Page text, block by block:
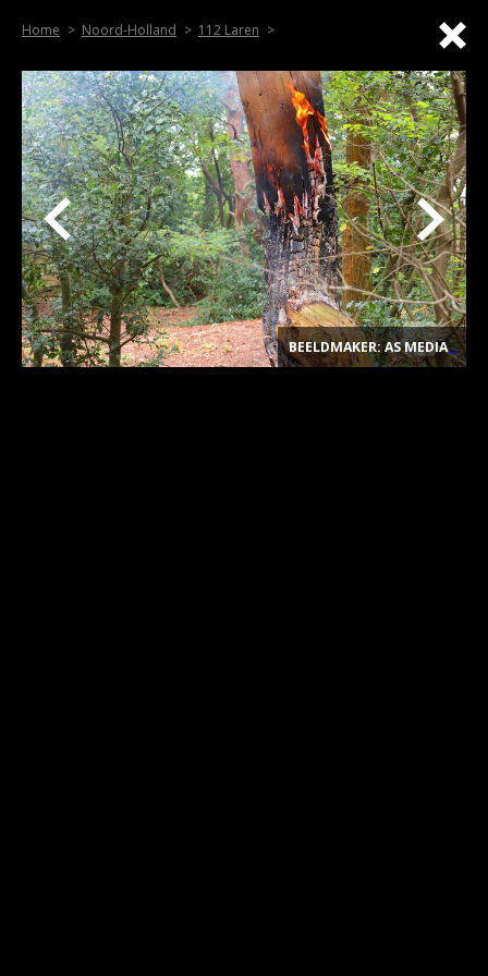
Home Noord-Holland 112 Laren
BEELDMAKER: AS MEDIA.